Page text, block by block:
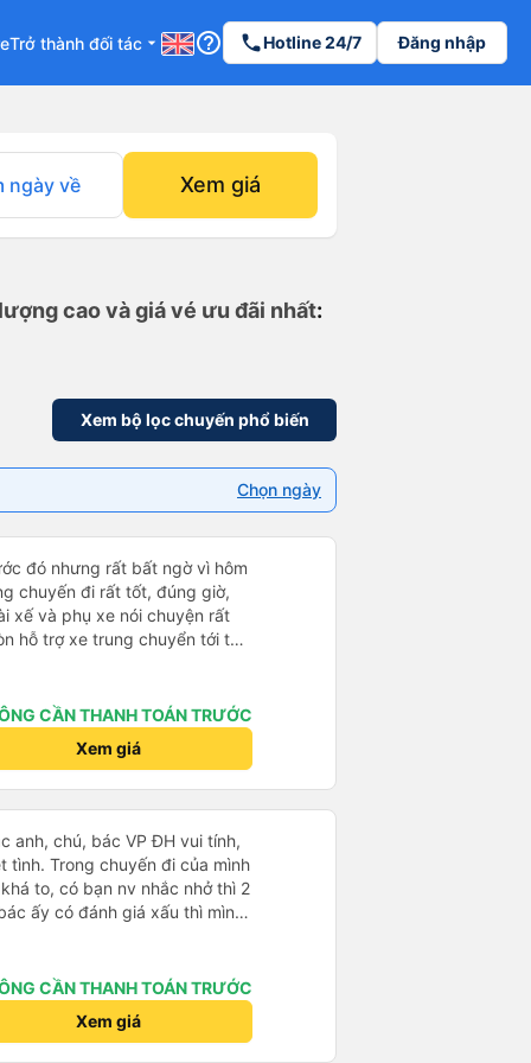
Trở thành đối tác arrow_drop_down help_outline phoneHotline 24/7 Đăng nhập
ngày về Xem giá
cao và giá vé ưu đãi nhất:
Xem bộ lọc chuyến phổ biến
Chọn ngày
đó nhưng rất bất ngờ vì hôm
chuyến đi rất tốt, đúng giờ,
xế và phụ xe nói chuyện rất
hỗ trợ xe trung chuyển tới tận
nhà xe duy trì được chất lượng
CẦN THANH TOÁN TRƯỚC
Xem giá
anh, chú, bác VP ĐH vui tính,
đi của mình
to, có bạn nv nhắc nhở thì 2
ấy có đánh giá xấu thì mình
rất đúng. 2 bác nói rất to. To
bạn ấy nha. Nếu bạn ấy bị trừ
mình hỗ trợ ạ. Số mình
CẦN THANH TOÁN TRƯỚC
Xem giá